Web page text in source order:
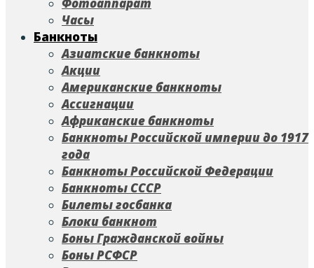
Часы
Банкноты
Азиатские банкноты
Акции
Американские банкноты
Ассигнации
Африканские банкноты
Банкноты Российской империи до 1917
года
Банкноты Российской Федерации
Банкноты СССР
Билеты госбанка
Блоки банкнот
Боны Гражданской войны
Боны РСФСР